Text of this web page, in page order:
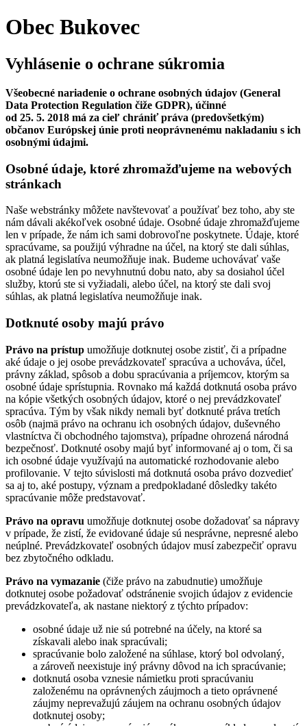
Obec Bukovec
Vyhlásenie o ochrane súkromia
Všeobecné nariadenie o ochrane osobných údajov (General
Data Protection Regulation čiže GDPR), účinné
od 25. 5. 2018 má za cieľ chrániť práva (predovšetkým)
občanov Európskej únie proti neoprávnenému nakladaniu s ich
osobnými údajmi.
Osobné údaje, ktoré zhromažďujeme na webových
stránkach
Naše webstránky môžete navštevovať a používať bez toho, aby ste
nám dávali akékoľvek osobné údaje. Osobné údaje zhromažďujeme
len v prípade, že nám ich sami dobrovoľne poskytnete. Údaje, ktoré
spracúvame, sa použijú výhradne na účel, na ktorý ste dali súhlas,
ak platná legislatíva neumožňuje inak. Budeme uchovávať vaše
osobné údaje len po nevyhnutnú dobu nato, aby sa dosiahol účel
služby, ktorú ste si vyžiadali, alebo účel, na ktorý ste dali svoj
súhlas, ak platná legislatíva neumožňuje inak.
Dotknuté osoby majú právo
Právo na prístup umožňuje dotknutej osobe zistiť, či a prípadne
aké údaje o jej osobe prevádzkovateľ spracúva a uchováva, účel,
právny základ, spôsob a dobu spracúvania a príjemcov, ktorým sa
osobné údaje sprístupnia. Rovnako má každá dotknutá osoba právo
na kópie všetkých osobných údajov, ktoré o nej prevádzkovateľ
spracúva. Tým by však nikdy nemali byť dotknuté práva tretích
osôb (najmä právo na ochranu ich osobných údajov, duševného
vlastníctva či obchodného tajomstva), prípadne ohrozená národná
bezpečnosť. Dotknuté osoby majú byť informované aj o tom, či sa
ich osobné údaje využívajú na automatické rozhodovanie alebo
profilovanie. V tejto súvislosti má dotknutá osoba právo dozvedieť
sa aj to, aké postupy, význam a predpokladané dôsledky takéto
spracúvanie môže predstavovať.
Právo na opravu umožňuje dotknutej osobe dožadovať sa nápravy
v prípade, že zistí, že evidované údaje sú nesprávne, nepresné alebo
neúplné. Prevádzkovateľ osobných údajov musí zabezpečiť opravu
bez zbytočného odkladu.
Právo na vymazanie (čiže právo na zabudnutie) umožňuje
dotknutej osobe požadovať odstránenie svojich údajov z evidencie
prevádzkovateľa, ak nastane niektorý z týchto prípadov:
osobné údaje už nie sú potrebné na účely, na ktoré sa
získavali alebo inak spracúvali;
spracúvanie bolo založené na súhlase, ktorý bol odvolaný,
a zároveň neexistuje iný právny dôvod na ich spracúvanie;
dotknutá osoba vznesie námietku proti spracúvaniu
založenému na oprávnených záujmoch a tieto oprávnené
záujmy neprevažujú záujem na ochranu osobných údajov
dotknutej osoby;